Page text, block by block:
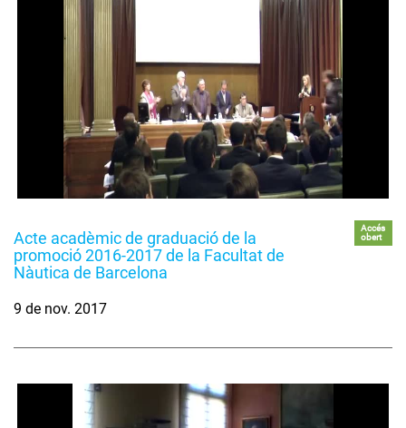
Acte acadèmic de graduació de la
promoció 2016-2017 de la Facultat de
Nàutica de Barcelona
Accés
obert
9 de nov. 2017